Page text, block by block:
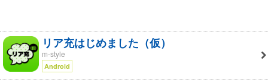
リア充はじめました（仮）
m-style
Android